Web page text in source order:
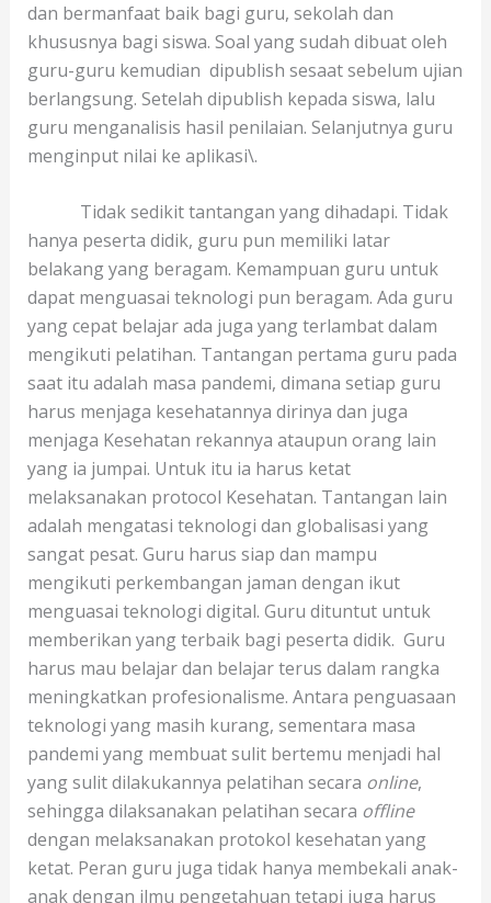
dan bermanfaat baik bagi guru, sekolah dan
khususnya bagi siswa. Soal yang sudah dibuat oleh
guru-guru kemudian dipublish sesaat sebelum ujian
berlangsung. Setelah dipublish kepada siswa, lalu
guru menganalisis hasil penilaian. Selanjutnya guru
menginput nilai ke aplikasi\.
Tidak sedikit tantangan yang dihadapi. Tidak
hanya peserta didik, guru pun memiliki latar
belakang yang beragam. Kemampuan guru untuk
dapat menguasai teknologi pun beragam. Ada guru
yang cepat belajar ada juga yang terlambat dalam
mengikuti pelatihan. Tantangan pertama guru pada
saat itu adalah masa pandemi, dimana setiap guru
harus menjaga kesehatannya dirinya dan juga
menjaga Kesehatan rekannya ataupun orang lain
yang ia jumpai. Untuk itu ia harus ketat
melaksanakan protocol Kesehatan. Tantangan lain
adalah mengatasi teknologi dan globalisasi yang
sangat pesat. Guru harus siap dan mampu
mengikuti perkembangan jaman dengan ikut
menguasai teknologi digital. Guru dituntut untuk
memberikan yang terbaik bagi peserta didik. Guru
harus mau belajar dan belajar terus dalam rangka
meningkatkan profesionalisme. Antara penguasaan
teknologi yang masih kurang, sementara masa
pandemi yang membuat sulit bertemu menjadi hal
yang sulit dilakukannya pelatihan secara online,
sehingga dilaksanakan pelatihan secara offline
dengan melaksanakan protokol kesehatan yang
ketat. Peran guru juga tidak hanya membekali anak-
anak dengan ilmu pengetahuan tetapi juga harus